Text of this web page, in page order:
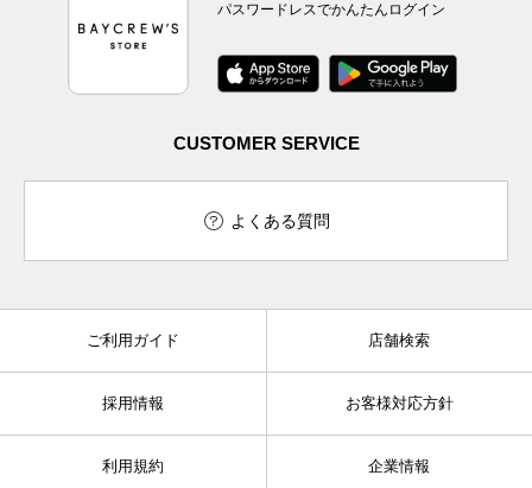
パスワードレスでかんたんログイン
CUSTOMER SERVICE
よくある質問
ご利用ガイド 店舗検索
採用情報 お客様対応方針
利用規約 企業情報